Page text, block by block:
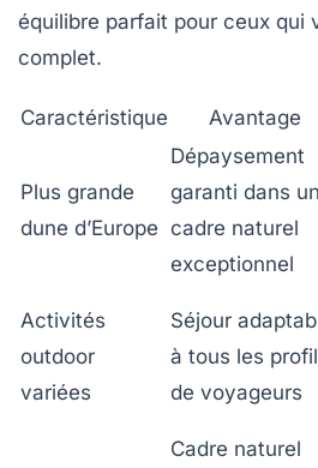
équilibre parfait pour ceux qui
complet.
Caractéristique Avantage
Plus grande
dune d’Europe
Dépaysement
garanti dans un
cadre naturel
exceptionnel
Activités
outdoor
variées
Séjour
à tous les
de voyageurs
Cadre naturel